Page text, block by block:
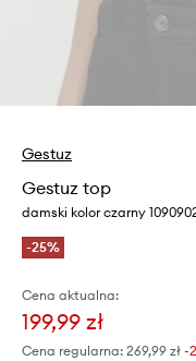
Gestuz
Gestuz top
damski kolor czarny
-25%
Cena aktualna:
199,99 zł
Cena regularna: 269,99 zł -